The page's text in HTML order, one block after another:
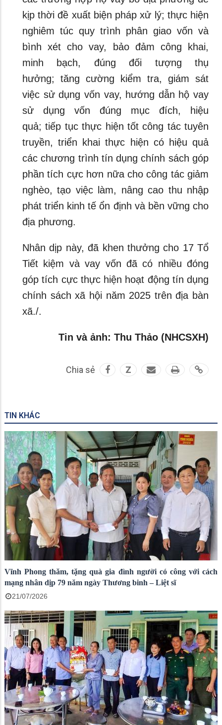
kịp thời đề xuất biện pháp xử lý; thực hiện
nghiêm túc quy trình phân giao vốn và
bình xét cho vay, bảo đảm công khai,
minh bạch, đúng đối tượng thụ
hưởng; tăng cường kiểm tra, giám sát
việc sử dụng vốn vay, hướng dẫn hộ vay
sử dụng vốn đúng mục đích, hiệu
quả; tiếp tục thực hiện tốt công tác tuyên
truyền, triển khai thực hiện có hiệu quả
các chương trình tín dụng chính sách góp
phần tích cực hơn nữa cho công tác giảm
nghèo, tạo việc làm, nâng cao thu nhập
phát triển kinh tế ổn định và bền vững cho
địa phương.
Nhân dịp này, đã khen thưởng cho 17 Tổ
Tiết kiệm và vay vốn đã có nhiều đóng
góp tích cực thực hiện hoạt động tín dụng
chính sách xã hội năm 2025 trên địa bàn
xã./.
Tin và ảnh: Thu Thảo (NHCSXH)
Chia sẻ Z
TIN KHÁC
Vĩnh Phong thăm, tặng quà gia đình người có công với cách
mạng nhân dịp 79 năm ngày Thương binh – Liệt sĩ
21/07/2026